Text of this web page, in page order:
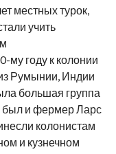
местных турок,
учить
му году к колонии
Румынии, Индии
большая группа
был и фермер Ларс
колонистам
и кузнечном